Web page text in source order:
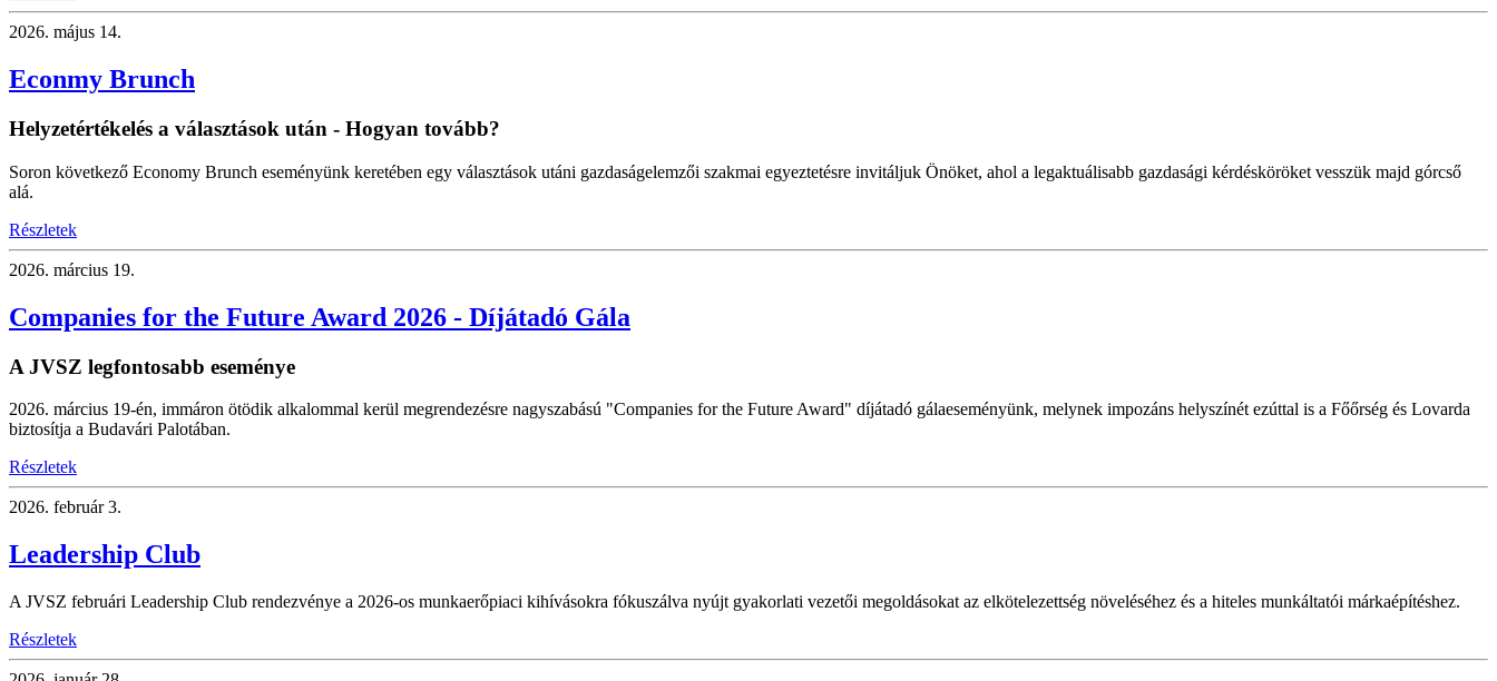
2026. május 14.
Econmy Brunch
Helyzetértékelés a választások után - Hogyan tovább?
Soron következő Economy Brunch eseményünk keretében egy választások utáni gazdaságelemzői szakmai egyeztetésre invitáljuk Önöket, ahol a legaktuálisabb gazdasági kérdésköröket vesszük majd górcső
alá.
Részletek
2026. március 19.
Companies for the Future Award 2026 - Díjátadó Gála
A JVSZ legfontosabb eseménye
2026. március 19-én, immáron ötödik alkalommal kerül megrendezésre nagyszabású "Companies for the Future Award" díjátadó gálaeseményünk, melynek impozáns helyszínét ezúttal is a Főőrség és Lovarda
biztosítja a Budavári Palotában.
Részletek
2026. február 3.
Leadership Club
A JVSZ februári Leadership Club rendezvénye a 2026-os munkaerőpiaci kihívásokra fókuszálva nyújt gyakorlati vezetői megoldásokat az elkötelezettség növeléséhez és a hiteles munkáltatói márkaépítéshez.
Részletek